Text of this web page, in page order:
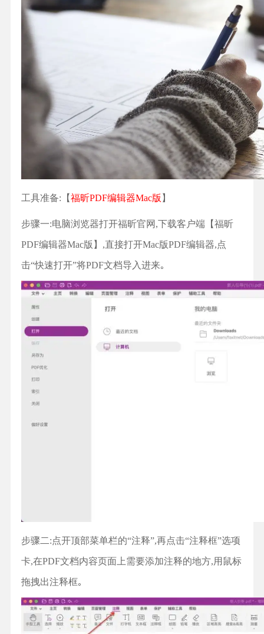
工具准备:【福昕PDF编辑器Mac版 】
步骤一:电脑浏览器打开福昕官网,下载客户端【福昕
PDF编辑器Mac版】,直接打开Mac版PDF编辑器,点
击“快速打开”将PDF文档导入进来｡
步骤二:点开顶部菜单栏的“注释”,再点击“注释框”选项
卡,在PDF文档内容页面上需要添加注释的地方,用鼠标
拖拽出注释框｡